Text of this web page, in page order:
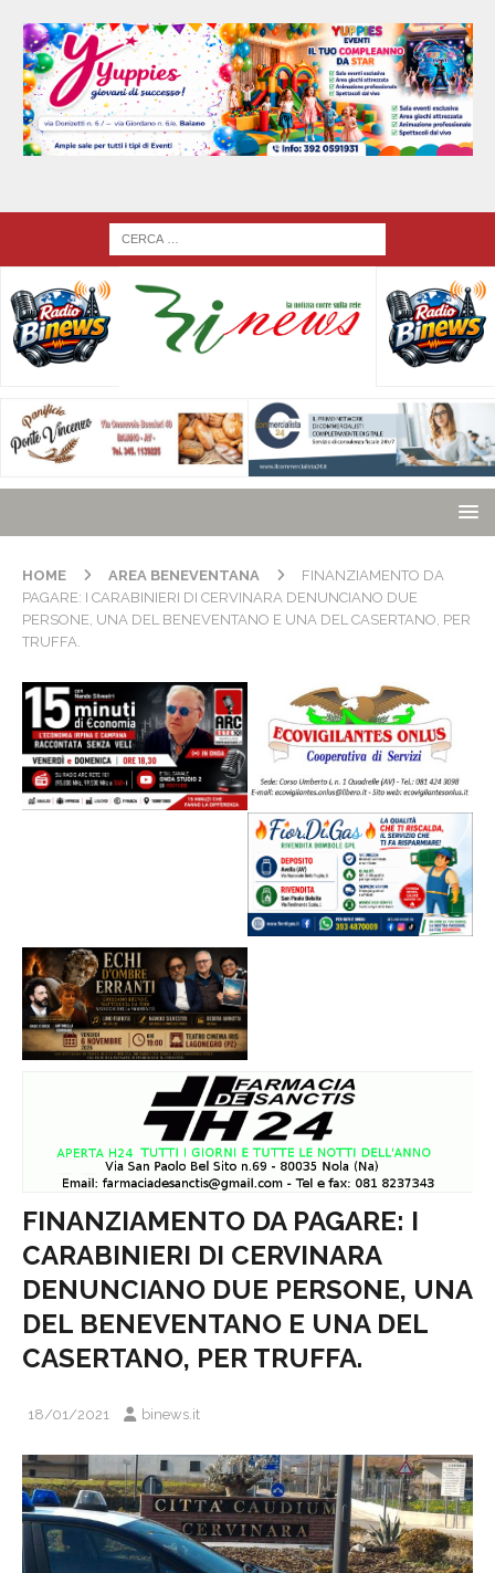
HOME AREA BENEVENTANA
FINANZIAMENTO DA
PAGARE: I CARABINIERI DI CERVINARA DENUNCIANO DUE
PERSONE, UNA DEL BENEVENTANO E UNA DEL CASERTANO, PER
TRUFFA.
FINANZIAMENTO DA PAGARE: I
CARABINIERI DI CERVINARA
DENUNCIANO DUE PERSONE, UNA
DEL BENEVENTANO E UNA DEL
CASERTANO, PER TRUFFA.
18/01/2021 binews.it